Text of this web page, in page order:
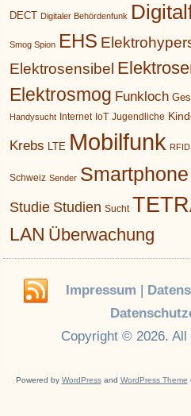
DECT Digitaler Behördenfunk
Smog Spion EHS
Elektrosensibel
Elektrosmog Funkloch
Handysucht Internet IoT Jugendliche
Krebs LTE Mobilfunk RFID
Schweiz Sender Smartphone
Studie Studien Sucht
LAN Überwachung
Impressum |
Copyright © 2026.
Powered by WordPressand WordPress Theme